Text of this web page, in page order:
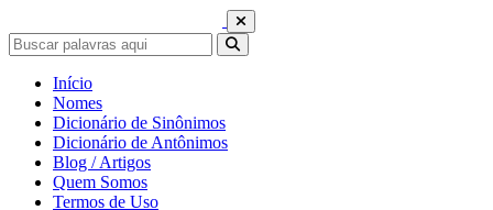
Início
Nomes
Dicionário de Sinônimos
Dicionário de Antônimos
Blog / Artigos
Quem Somos
Termos de Uso